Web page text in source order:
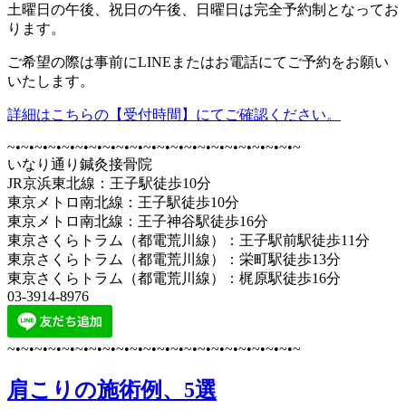
土曜日の午後、祝日の午後、日曜日は完全予約制となってお
ります。
ご希望の際は事前にLINEまたはお電話にてご予約をお願い
いたします。
詳細はこちらの【受付時間】にてご確認ください。
~•~•~•~•~•~•~•~•~•~•~•~•~•~•~•~•~•~•~•~•~•~
いなり通り鍼灸接骨院
JR京浜東北線：王子駅徒歩10分
東京メトロ南北線：王子駅徒歩10分
東京メトロ南北線：王子神谷駅徒歩16分
東京さくらトラム（都電荒川線）：王子駅前駅徒歩11分
東京さくらトラム（都電荒川線）：栄町駅徒歩13分
東京さくらトラム（都電荒川線）：梶原駅徒歩16分
03-3914-8976
~•~•~•~•~•~•~•~•~•~•~•~•~•~•~•~•~•~•~•~•~•~
肩こりの施術例、5選